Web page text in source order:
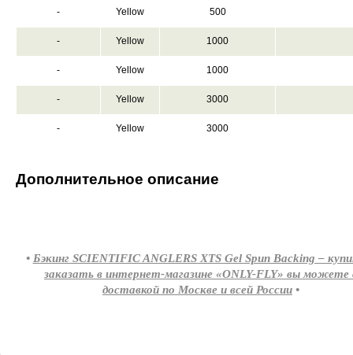
- Yellow 500
- Yellow 1000
- Yellow 1000
- Yellow 3000
- Yellow 3000
Дополнительное описание
• Бэкинг SCIENTIFIC ANGLERS XTS Gel Spun Backing –
заказать в интернет-магазине «ONLY-FLY» вы можете
доставкой по Москве и всей России •